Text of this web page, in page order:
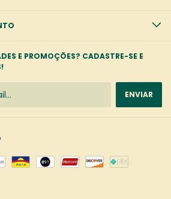
E PROMOÇÕES? CADASTRE-SE E